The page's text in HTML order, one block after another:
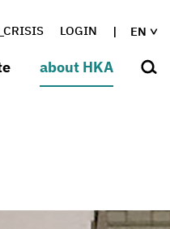
EN
LOGIN
about HKA